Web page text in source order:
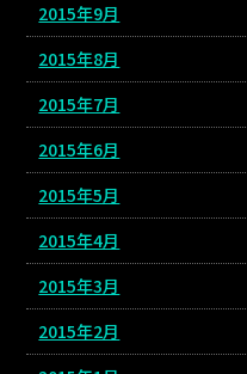
2015年9月
2015年8月
2015年7月
2015年6月
2015年5月
2015年4月
2015年3月
2015年2月